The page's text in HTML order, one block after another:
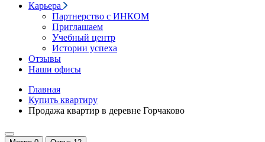
Карьера
Партнерство с ИНКОМ
Приглашаем
Учебный центр
Истории успеха
Отзывы
Наши офисы
Главная
Купить квартиру
Продажа квартир в деревне Горчаково